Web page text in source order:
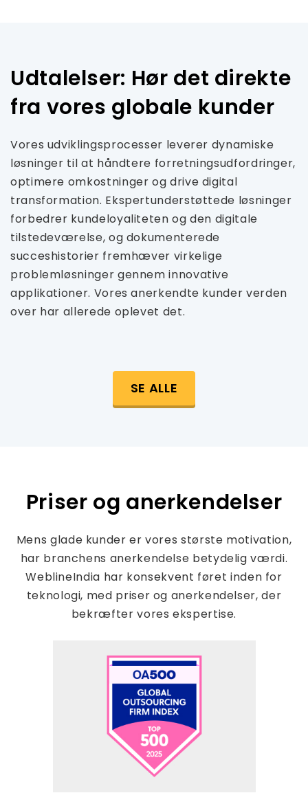
Udtalelser: Hør det direkte
fra vores globale kunder
Vores udviklingsprocesser leverer dynamiske
løsninger til at håndtere forretningsudfordringer,
optimere omkostninger og drive digital
transformation. Ekspertunderstøttede løsninger
forbedrer kundeloyaliteten og den digitale
tilstedeværelse, og dokumenterede
succeshistorier fremhæver virkelige
problemløsninger gennem innovative
applikationer. Vores anerkendte kunder verden
over har allerede oplevet det.
SE ALLE
Priser og anerkendelser
Mens glade kunder er vores største motivation,
har branchens anerkendelse betydelig værdi.
WeblineIndia har konsekvent føret inden for
teknologi, med priser og anerkendelser, der
bekræfter vores ekspertise.